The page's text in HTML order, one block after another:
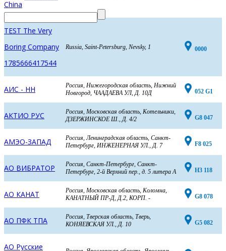
China
TEST The Very
Boring Company
1785666417544
Russia, Saint-Petersburg, Nevsky, 1 0000
АИС - НН
Россия, Нижегородская область, Нижний
Новгород, ЧААДАЕВА УЛ, Д. 10Д
052 G1
АКТИО РУС
Россия, Московская область, Котельники,
ДЗЕРЖИНСКОЕ Ш., Д. 4/2
G8 047
АМЭО-ЗАПАД
Россия, Ленинградская область, Санкт-
Петербург, ИНЖЕНЕРНАЯ УЛ., Д. 7
F8 025
АО ВИБРАТОР
Россия, Санкт-Петербург, Санкт-
Петербург, 2-й Верхний пер., д. 5 литера А
H3 118
АО КАНАТ
Россия, Московская область, Коломна,
КАНАТНЫЙ ПР-Д, Д.2, КОРП. -
G8 078
АО ПФК ТПА
Россия, Тверская область, Тверь,
КОНЯЕВСКАЯ УЛ., Д. 10
G5 082
АО Русские